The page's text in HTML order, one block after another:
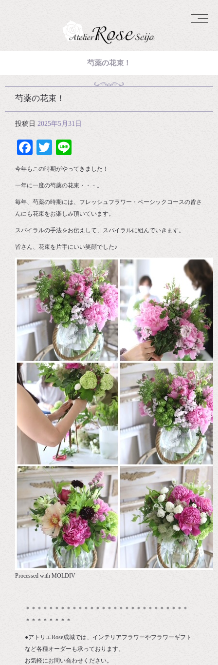
芍薬の花束！
芍薬の花束！
投稿日 2025年5月31日
Facebook
Twitter
今年もこの時期がやってきました！
一年に一度の芍薬の花束・・・。
毎年、芍薬の時期には、フレッシュフラワー・ベーシックコースの皆さ
んにも花束をお楽しみ頂いています。
スパイラルの手法をお伝えして、スパイラルに組んでいきます。
皆さん、花束を片手にいい笑顔でした♪
Processed with MOLDIV
＊＊＊＊＊＊＊＊＊＊＊＊＊＊＊＊＊＊＊＊＊＊＊＊＊＊＊＊
＊＊＊＊＊＊＊＊
●アトリエRose成城では、インテリアフラワーやフラワーギフト
など各種オーダーも承っております。
お気軽にお問い合わせください。